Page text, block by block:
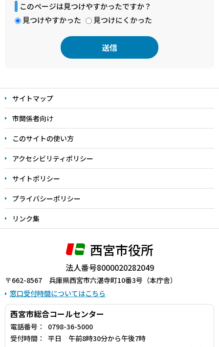
このページは見つけやすかったですか？
見つけやすかった
見つけにくかった
文
こ
こ
ま
で
サイトマップ
市関係者向け
このサイトの使い方
アクセシビリティポリシー
サイトポリシー
プライバシーポリシー
リンク集
西宮市役所
法人番号8000020282049
〒662-8567 兵庫県西宮市六湛寺町10番3号（本庁舎）
窓口受付時間についてはこちら
西宮市総合コールセンター
電話番号：
0798-36-5000
受付時間：
平日 午前8時30分から午後7時